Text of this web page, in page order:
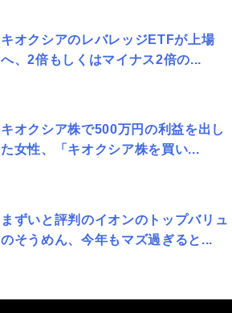
キオクシアのレバレッジETFが上場
へ、2倍もしくはマイナス2倍の...
キオクシア株で500万円の利益を出し
た女性、「キオクシア株を買い...
まずいと評判のイオンのトップバリュ
のそうめん、今年もマズ過ぎると...